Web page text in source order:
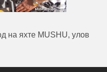
на яхте MUSHU, улов